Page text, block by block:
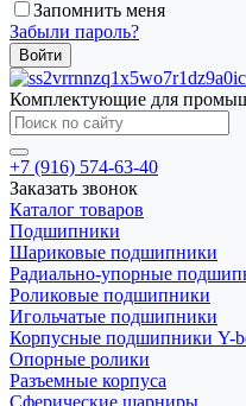
Запомнить меня
Забыли пароль?
Комплектующие для
+7 (916) 574-63-40
Заказать звонок
Каталог товаров
Подшипники
Шариковые подшипники
Радиально-упорные
Роликовые подшипники
Игольчатые подшипники
Корпусные подшипники Y-
Опорные ролики
Разъемные корпуса
Сферические шарниры